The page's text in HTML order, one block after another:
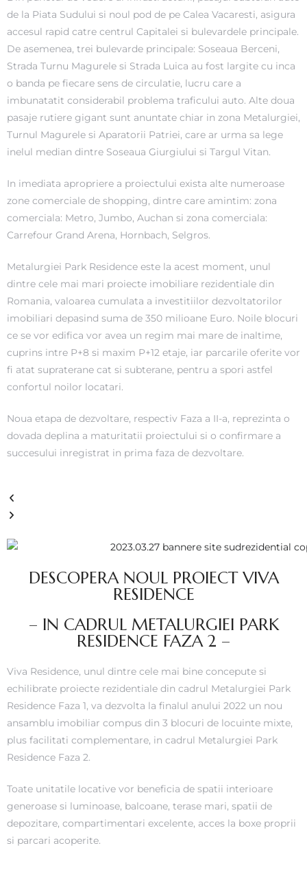
de la Piata Sudului si noul pod de pe Calea Vacaresti, asigura
accesul rapid catre centrul Capitalei si bulevardele principale.
De asemenea, trei bulevarde principale: Soseaua Berceni,
Strada Turnu Magurele si Strada Luica au fost largite cu inca
o banda pe fiecare sens de circulatie, lucru care a
imbunatatit considerabil problema traficului auto. Alte doua
pasaje rutiere gigant sunt anuntate chiar in zona Metalurgiei,
Turnul Magurele si Aparatorii Patriei, care ar urma sa lege
inelul median dintre Soseaua Giurgiului si Targul Vitan.
In imediata apropriere a proiectului exista alte numeroase
zone comerciale de shopping, dintre care amintim: zona
comerciala: Metro, Jumbo, Auchan si zona comerciala:
Carrefour Grand Arena, Hornbach, Selgros.
Metalurgiei Park Residence este la acest moment, unul
dintre cele mai mari proiecte imobiliare rezidentiale din
Romania, valoarea cumulata a investitiilor dezvoltatorilor
imobiliari depasind suma de 350 milioane Euro. Noile blocuri
ce se vor edifica vor avea un regim mai mare de inaltime,
cuprins intre P+8 si maxim P+12 etaje, iar parcarile oferite vor
fi atat supraterane cat si subterane, pentru a spori astfel
confortul noilor locatari.
Noua etapa de dezvoltare, respectiv Faza a II-a, reprezinta o
dovada deplina a maturitatii proiectului si o confirmare a
succesului inregistrat in prima faza de dezvoltare.
DESCOPERA NOUL PROIECT VIVA
RESIDENCE
– IN CADRUL METALURGIEI PARK
RESIDENCE FAZA 2 –
Viva Residence, unul dintre cele mai bine concepute si
echilibrate proiecte rezidentiale din cadrul Metalurgiei Park
Residence Faza 1, va dezvolta la finalul anului 2022 un nou
ansamblu imobiliar compus din 3 blocuri de locuinte mixte,
plus facilitati complementare, in cadrul Metalurgiei Park
Residence Faza 2.
Toate unitatile locative vor beneficia de spatii interioare
generoase si luminoase, balcoane, terase mari, spatii de
depozitare, compartimentari excelente, acces la boxe proprii
si parcari acoperite.